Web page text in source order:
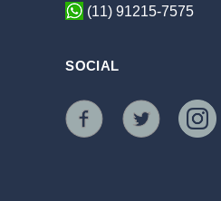
(11) 91215-7575
SOCIAL